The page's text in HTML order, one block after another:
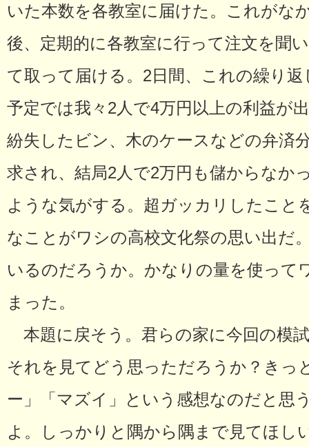
いた本数を各教室に届けた。これがな
後、定期的に各教室に行って注文を聞
て取って届ける。2日間、これの繰り返
予定では我々2人で4万円以上の利益が
紛失したビン、木のケースなどの弁済
求され、結局2人で2万円も儲からなか
ような気がする。超ガッカリしたこと
なことがワシの高校文化祭の思い出だ
いるのだろうか。かなりの量を使って
まった。
本題に戻そう。君らの家に今回の模
それを見てどう思っただろうか？きっ
ー」「マズイ」という感想なのだと思
よ。しっかりと隅から隅まで見てほし